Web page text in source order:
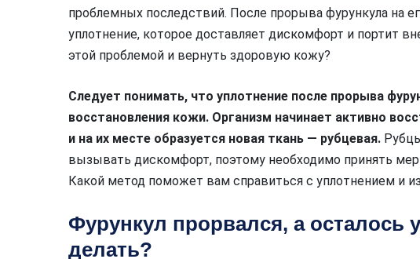
проблемных последствий. После прорыва фурункула на
уплотнение, которое доставляет дискомфорт и портит
этой проблемой и вернуть здоровую кожу?
Следует понимать, что уплотнение после прорыва
восстановления кожи. Организм начинает активно
и на их месте образуется новая ткань — рубцевая.
вызывать дискомфорт, поэтому необходимо принять
Какой метод поможет вам справиться с уплотнением и
Фурункул прорвался, а осталось
делать?